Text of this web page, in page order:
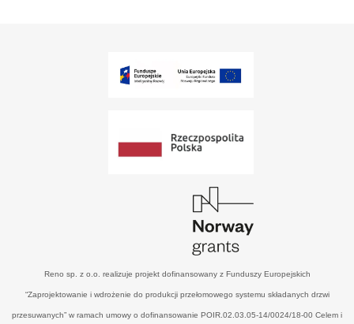
Reno sp. z o.o. realizuje projekt dofinansowany z Funduszy Europejskich
“Zaprojektowanie i wdrożenie do produkcji przełomowego systemu składanych drzwi
przesuwanych” w ramach umowy o dofinansowanie POIR.02.03.05-14/0024/18-00 Celem i